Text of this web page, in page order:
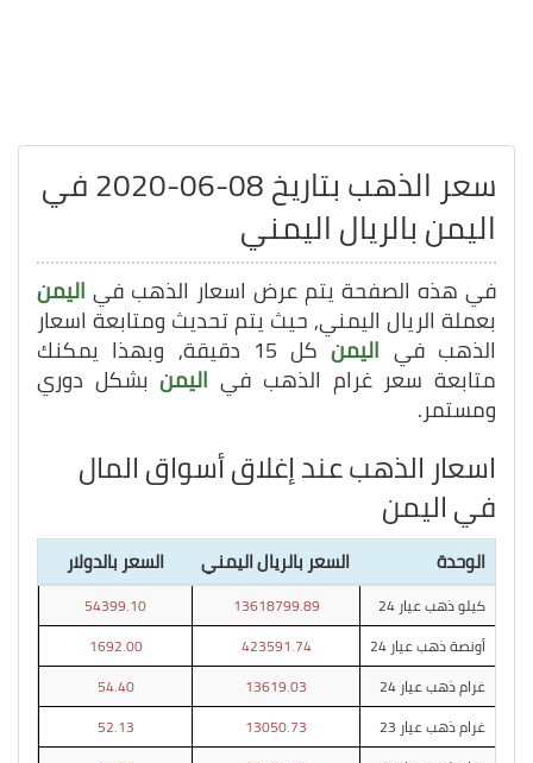
سعر الذهب بتاريخ 08-06-2020 في
اليمن بالريال اليمني
في هذه الصفحة يتم عرض اسعار الذهب في اليمن
بعملة الريال اليمني, حيث يتم تحديث ومتابعة اسعار
الذهب في اليمن كل 15 دقيقة, وبهذا يمكنك
متابعة سعر غرام الذهب في اليمنبشكل دوري
ومستمر.
اسعار الذهب عند إغلاق أسواق المال
في اليمن
الوحدة السعر بالريال اليمني السعر بالدولار
كيلو ذهب عيار 24 13618799.89
54399.10
أونصة ذهب عيار 24
423591.74
1692.00
غرام ذهب عيار 24
13619.03
54.40
غرام ذهب عيار 23
13050.73
52.13